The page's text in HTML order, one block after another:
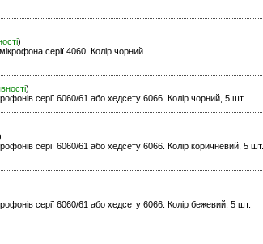
)
серії 4060. Колір чорний.
)
серії 6060/61 або хедсету 6066. Колір чорний, 5 шт.
серії 6060/61 або хедсету 6066. Колір коричневий, 5 шт.
серії 6060/61 або хедсету 6066. Колір бежевий, 5 шт.